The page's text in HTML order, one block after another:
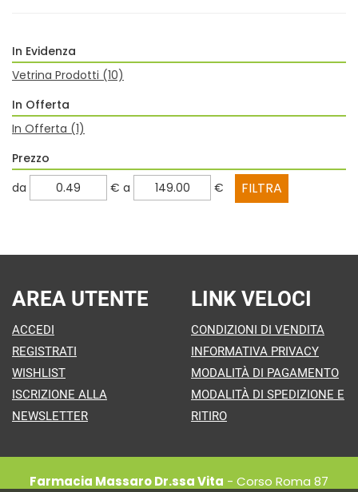
In Evidenza
Vetrina Prodotti (10)
In Offerta
In Offerta (1)
Prezzo
filtra
da € filtra
a €
AREA UTENTE
ACCEDI
REGISTRATI
WISHLIST
ISCRIZIONE ALLA
NEWSLETTER
LINK VELOCI
CONDIZIONI DI VENDITA
INFORMATIVA PRIVACY
MODALITÀ DI PAGAMENTO
MODALITÀ DI SPEDIZIONE E
RITIRO
Farmacia Massaro Dr.ssa Vita - Corso Roma 87